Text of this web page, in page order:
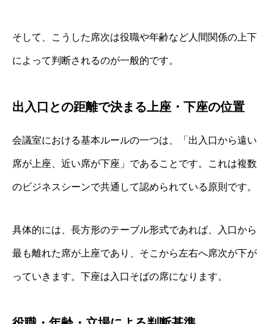
そして、こうした席次は役職や年齢など人間関係の上下
によって判断されるのが一般的です。
出入口との距離で決まる上座・下座の位置
会議室における基本ルールの一つは、「出入口から遠い
席が上座、近い席が下座」であることです。これは複数
のビジネスシーンで共通して認められている原則です。
具体的には、長方形のテーブル形式であれば、入口から
最も離れた席が上座であり、そこから左右へ席次が下が
っていきます。下座は入口そばの席になります。